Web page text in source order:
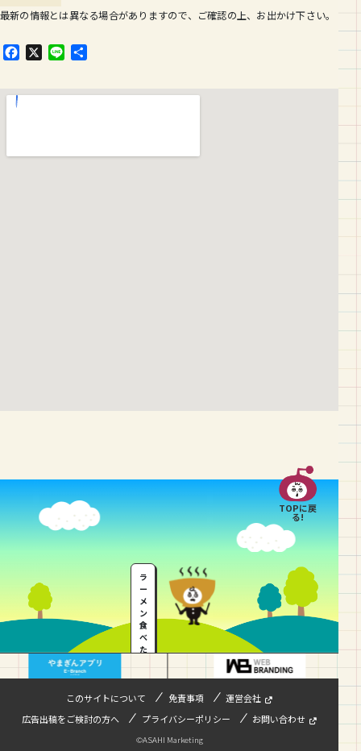
最新の情報とは異なる場合がありますので、ご確認の上、お出かけ下さい。
F
e
X
L
e
TOPに戻
る!
ラ
ー
メ
ン
食
べ
た
このサイトについて 免責事項
運営会社
広告出稿をご検討の方へ
プライバシーポリシー お問い合わせ
©ASAHI Marketing